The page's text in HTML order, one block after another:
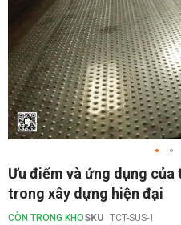
viện
hình
ảnh
Chuyển
đến
phần
đầu
Ưu điểm và ứng dụng
trong xây dựng hiện đại
CÒN TRONG KHOSKU TCT-SUS-1